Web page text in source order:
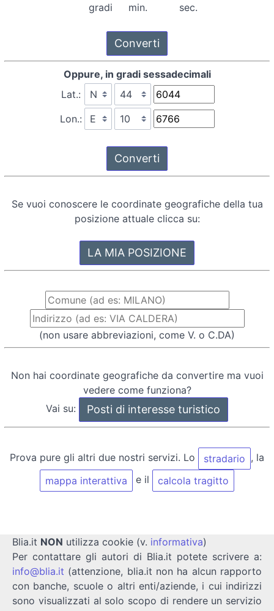
gradi min. sec.
Oppure, in gradi sessadecimali
Lat.:
Lon.:
Se vuoi conoscere le coordinate geografiche della tua
posizione attuale clicca su:
(non usare abbreviazioni, come V. o C.DA)
Non hai coordinate geografiche da convertire ma vuoi
vedere come funziona?
Vai su:
Prova pure gli altri due nostri servizi. Lo stradario , la
mappa interattiva
e il calcola tragitto
Blia.it NON utilizza cookie (v. informativa)
Per contattare gli autori di Blia.it potete scrivere a:
info@blia.it (attenzione, blia.it non ha alcun rapporto
con banche, scuole o altri enti/aziende, i cui indirizzi
sono visualizzati al solo scopo di rendere un servizio